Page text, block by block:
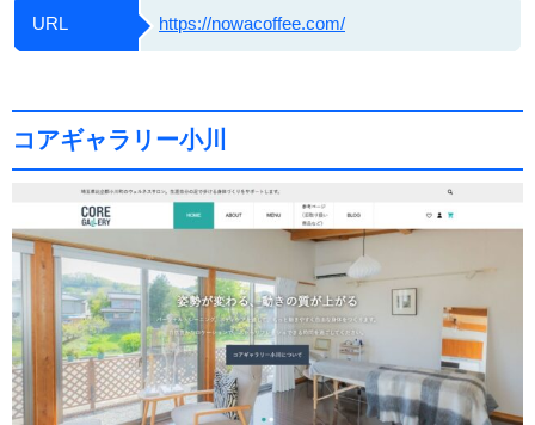
URL https://nowacoffee.com/
コアギャラリー小川